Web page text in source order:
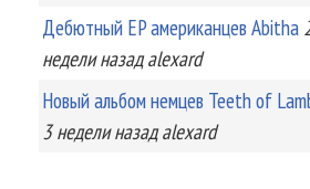
Дебютный EP американцев Abitha
неделиназад alexard
Новый альбом немцев Teeth of
3 неделиназад alexard